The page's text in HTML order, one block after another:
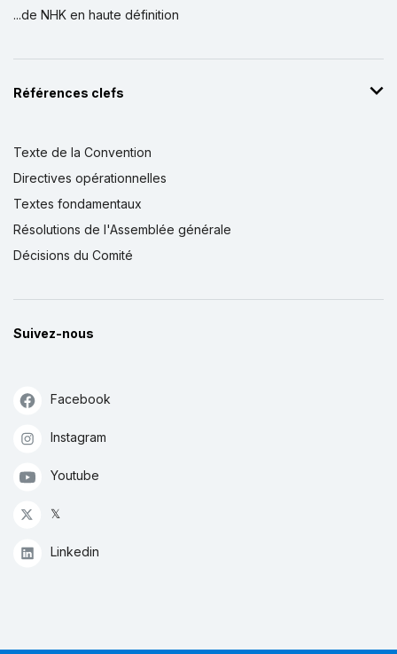
...de NHK en haute définition
Références clefs
Texte de la Convention
Directives opérationnelles
Textes fondamentaux
Résolutions de l'Assemblée générale
Décisions du Comité
Suivez-nous
Facebook
Instagram
Youtube
𝕏
Linkedin